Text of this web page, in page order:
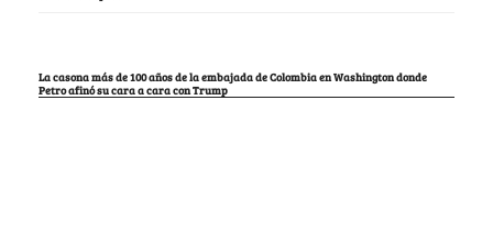
La casona más de 100 años de la embajada de Colombia en Washington donde
Petro afinó su cara a cara con Trump